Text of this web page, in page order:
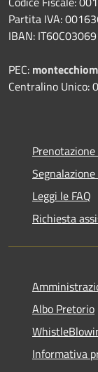
Partita IVA:
IBAN:
PEC:
Centralino Unico:
Leggi le FAQ
Richiesta
Albo Pretorio
Informativa